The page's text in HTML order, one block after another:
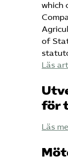
which
of
Läs
för
Läs